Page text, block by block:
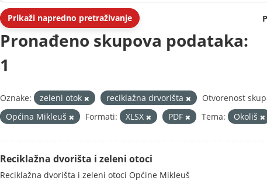
Prikaži napredno pretraživanje
Pronađeno skupova podataka:
1
Oznake: zeleni otok reciklažna drvorišta Otvorenost
Općina Mikleuš
Formati: XLSX PDF Tema: Okoliš
Reciklažna dvorišta i zeleni otoci
Reciklažna dvorišta i zeleni otoci Općine Mikleuš